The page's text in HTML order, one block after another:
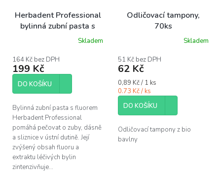
Herbadent Professional
bylinná zubní pasta s
fluorem 100 g
produktu
je
5,0
5
Skladem
164 Kč bez DPH
199 Kč
DO KOŠÍKU
Bylinná zubní pasta s fluorem
Herbadent Professional
pomáhá pečovat o zuby, dásně
a sliznice v ústní dutině. Její
zvýšený obsah fluoru a
extraktu léčivých bylin
zintenzivňuje...
Odličovací tampony,
70ks
produktu
je
z
5
hvězdiček.
Skladem
51 Kč bez DPH
62 Kč
Měrná
cena:
0,89 Kč / 1 ks
0.73 Kč / ks
DO KOŠÍKU
Odličovací tampony z bio
bavlny